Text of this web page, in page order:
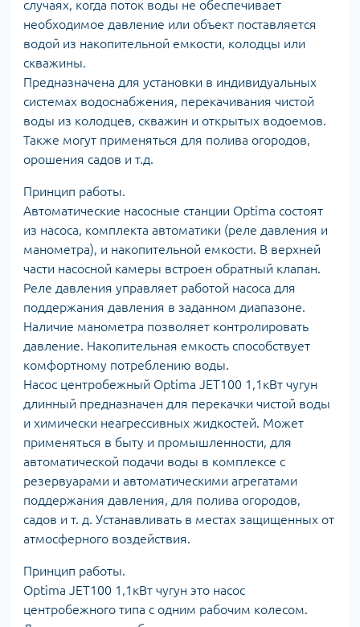
случаях, когда поток воды не обеспечивает
необходимое давление или объект поставляется
водой из накопительной емкости, колодцы или
скважины.
Предназначена для установки в индивидуальных
системах водоснабжения, перекачивания чистой
воды из колодцев, скважин и открытых водоемов.
Также могут применяться для полива огородов,
орошения садов и т.д.
Принцип работы.
Автоматические насосные станции Optima состоят
из насоса, комплекта автоматики (реле давления и
манометра), и накопительной емкости. В верхней
части насосной камеры встроен обратный клапан.
Реле давления управляет работой насоса для
поддержания давления в заданном диапазоне.
Наличие манометра позволяет контролировать
давление. Накопительная емкость способствует
комфортному потреблению воды.
Насос центробежный Optima JET100 1,1кВт чугун
длинный предназначен для перекачки чистой воды
и химически неагрессивных жидкостей. Может
применяться в быту и промышленности, для
автоматической подачи воды в комплексе с
резервуарами и автоматическими агрегатами
поддержания давления, для полива огородов,
садов и т. д. Устанавливать в местах защищенных от
атмосферного воздействия.
Принцип работы.
Optima JET100 1,1кВт чугун это насос
центробежного типа с одним рабочим колесом.